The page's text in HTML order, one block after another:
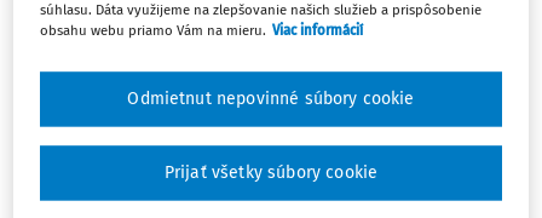
dostupný predplatiteľom portálu.
Odomknite si prístup k odbornému
obsahu a získajte prístup na 10 dní
zdarma, stačí sa len zaregistrovať.
Vďaka registrácii získate prístup aj k
súhlasu. Dáta využijeme na zlepšovanie našich služieb a prispôsobenie
obsahu webu priamo Vám na mieru. Viac informácií
Odmietnut nepovinné súbory cookie
Prijať všetky súbory cookie